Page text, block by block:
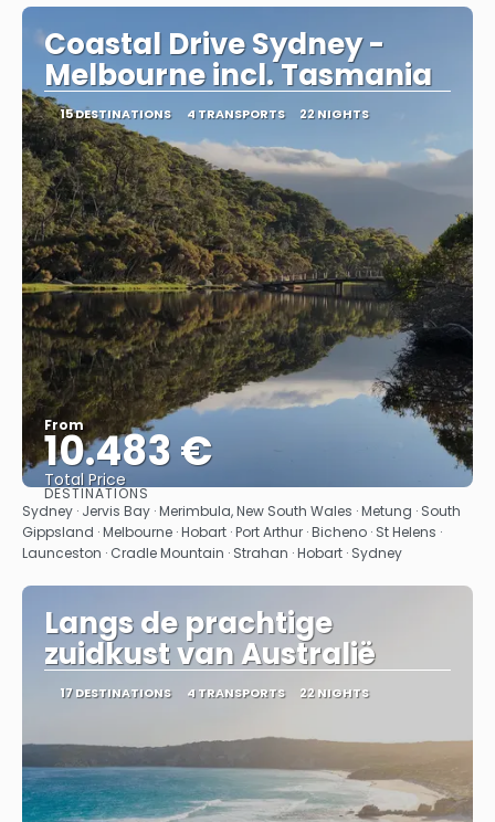
Coastal Drive Sydney -
Melbourne incl. Tasmania
15 DESTINATIONS 4 TRANSPORTS 22 NIGHTS
From
10.483 €
Total Price
See
DESTINATIONS
Sydney · Jervis Bay · Merimbula, New South Wales · Metung · South
Gippsland · Melbourne · Hobart · Port Arthur · Bicheno · St Helens ·
Launceston · Cradle Mountain · Strahan · Hobart · Sydney
Langs de prachtige
zuidkust van Australië
17 DESTINATIONS 4 TRANSPORTS 22 NIGHTS